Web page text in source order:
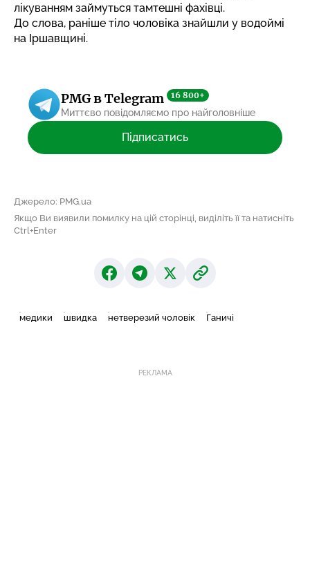
лікуванням займуться тамтешні фахівці.
До слова, раніше тіло чоловіка знайшли у водоймі
на Іршавщині.
PMG в Telegram 16 800+
Миттєво повідомляємо про найголовніше
Підписатись
Джерело: PMG.ua
Якщо Ви виявили помилку на цій сторінці, виділіть її та натисніть
Ctrl+Enter
медики швидка нетверезий чоловік Ганичі
РЕКЛАМА